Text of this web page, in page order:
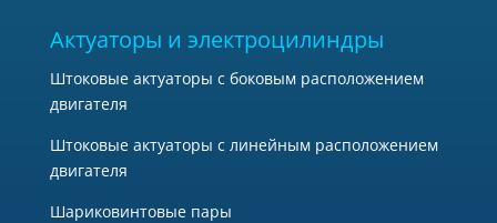
Актуаторы и электроцилиндры
Штоковые актуаторы с боковым расположением
двигателя
Штоковые актуаторы с линейным расположением
двигателя
Шариковинтовые пары